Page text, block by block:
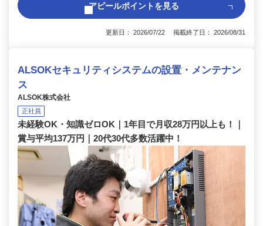
アピールポイントを見る
更新日： 2026/07/22 掲載終了日： 2026/08/31
ALSOKセキュリティシステムの設置・メンテナン
ス
ALSOK株式会社
正社員
未経験OK・知識ゼロOK｜1年目で月収28万円以上も！｜
賞与平均137万円｜20代30代多数活躍中！